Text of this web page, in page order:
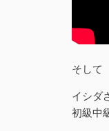
そして
イシダ
初級中